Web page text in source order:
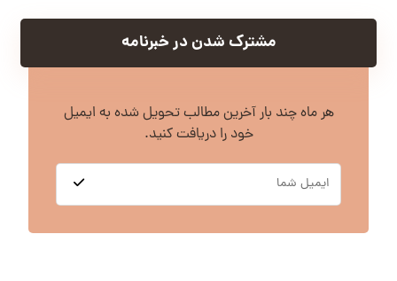
مشترک شدن در خبرنامه
هر ماه چند بار آخرین مطالب تحویل شده به ایمیل
خود را دریافت کنید.